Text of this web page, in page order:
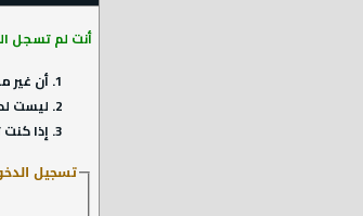
أنت لم تسجل
أن غير
ليست
إذا
تسجيل